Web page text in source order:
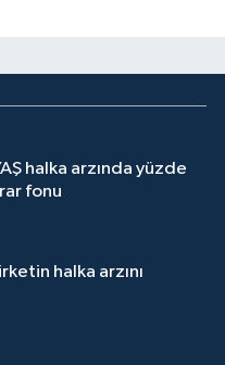
halka arzında yüzde
fonu
halka arzını